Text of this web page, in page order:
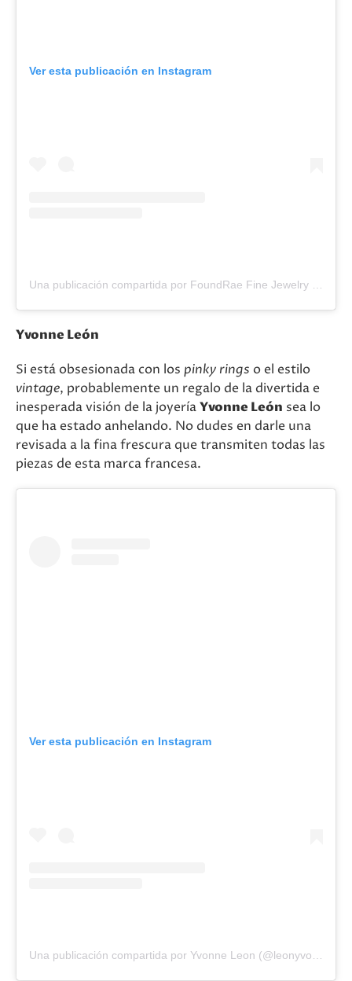
Ver esta publicación en Instagram
Yvonne León
Si está obsesionada con los pinky rings o el estilo
vintage, probablemente un regalo de la divertida e
inesperada visión de la joyeríaYvonne León sea lo
que ha estado anhelando. No dudes en darle una
revisada a la fina frescura que transmiten todas las
piezas de esta marca francesa.
Ver esta publicación en Instagram
Una publicación compartida por Yvonne Leon (@leonyvonne)